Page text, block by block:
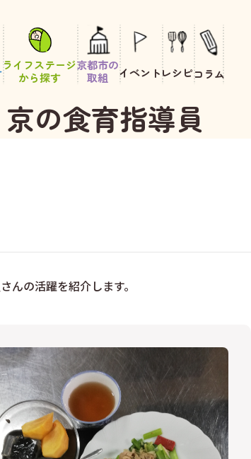
ライフステージ
から探す
京都市の
取組
イベントレシピコラム
京の食育指導員
んの活躍を紹介します。